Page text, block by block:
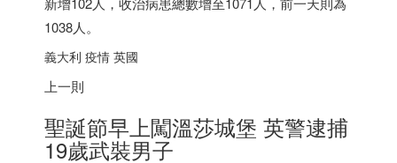
1038人。
義大利 疫情 英國
上一則
聖誕節早上闖溫莎城堡 英警逮捕
19歲武裝男子